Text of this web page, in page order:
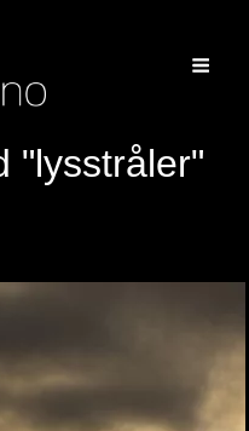
"lysstråler"